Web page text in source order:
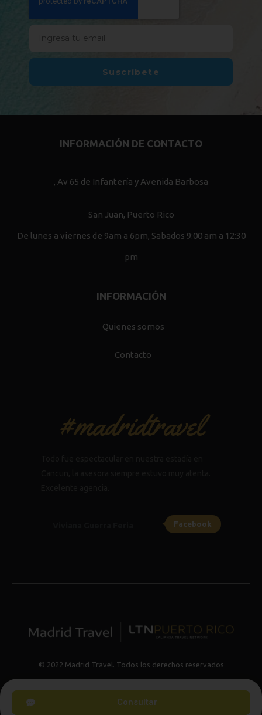
Consultar
Suscríbete
INFORMACIÓN DE CONTACTO
, Av 65 de Infantería y Avenida Barbosa
San Juan, Puerto Rico
De lunes a viernes de 9am a 6pm, Sabados 9:00 am a 12:30
pm
INFORMACIÓN
Quienes somos
Contacto
#madridtravel
Facebook
© 2022 Madrid Travel. Todos los derechos reservados